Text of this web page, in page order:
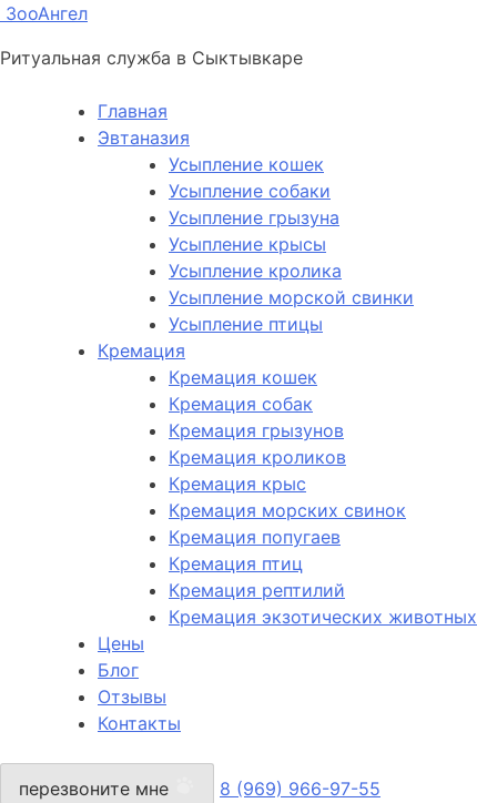
ЗооАнгел
Ритуальная служба в Сыктывкаре
Главная
Эвтаназия
Усыпление кошек
Усыпление собаки
Усыпление грызуна
Усыпление крысы
Усыпление кролика
Усыпление морской свинки
Усыпление птицы
Кремация
Кремация кошек
Кремация собак
Кремация грызунов
Кремация кроликов
Кремация крыс
Кремация морских свинок
Кремация попугаев
Кремация птиц
Кремация рептилий
Кремация экзотических животных
Цены
Блог
Отзывы
Контакты
перезвоните мне 8 (969) 966-97-55